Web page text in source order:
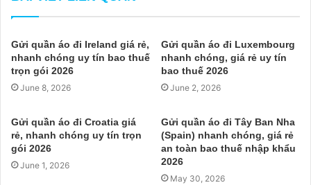
Gửi quần áo đi Ireland giá rẻ,
nhanh chóng uy tín bao thuế
trọn gói 2026
June 8, 2026
Gửi quần áo đi Luxembourg
nhanh chóng, giá rẻ uy tín
bao thuế 2026
June 2, 2026
Gửi quần áo đi Croatia giá
rẻ, nhanh chóng uy tín trọn
gói 2026
June 1, 2026
Gửi quần áo đi Tây Ban Nha
(Spain) nhanh chóng, giá rẻ
an toàn bao thuế nhập khẩu
2026
May 30, 2026